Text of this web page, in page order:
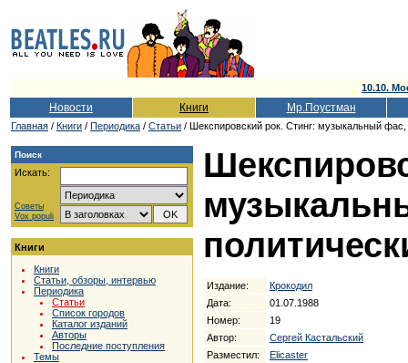
10.10.
Новости Книги Мр.Поустман
Главная / Книги / Периодика / Статьи / Шекспировский рок. Стинг: музыкальный
Поиск
Искать:
Советы
Vox populi
Книги
Книги
Статьи, обзоры, интервью
Периодика
Статьи
Список городов
Каталог изданий
Авторы
Последние поступления
Темы
Издание:
Крокодил
Дата:
01.07.1988
Номер:
19
Автор:
Сергей Кастальский
Разместил:
Elicaster